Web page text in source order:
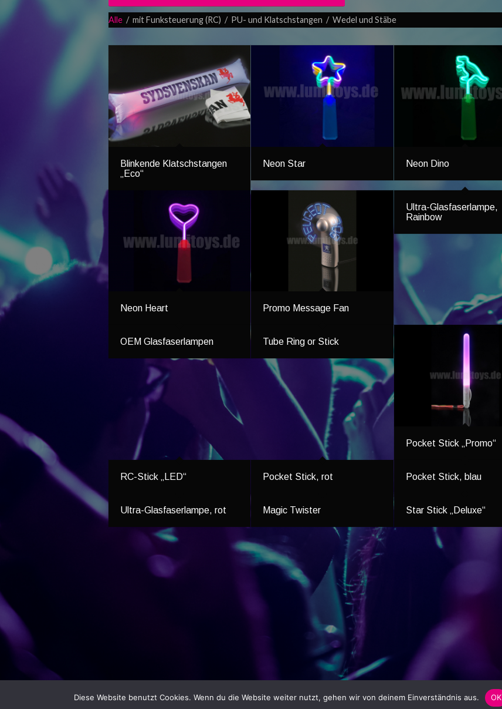
Alle / mit Funksteuerung (RC) / PU- und Klatschstangen / Wedel und Stäbe
Blinkende Klatschstangen
„Eco“
Neon Star Neon Dino
Neon Heart Promo Message Fan
Ultra-Glasfaserlampe,
Rainbow
OEM Glasfaserlampen Tube Ring or Stick
Pocket Stick „Promo“
RC-Stick „LED“ Pocket Stick, rot Pocket Stick, blau
Ultra-Glasfaserlampe, rot Magic Twister Star Stick „Deluxe“
Diese Website benutzt Cookies. Wenn du die Website weiter nutzt, gehen wir von deinem Einverständnis aus. OK